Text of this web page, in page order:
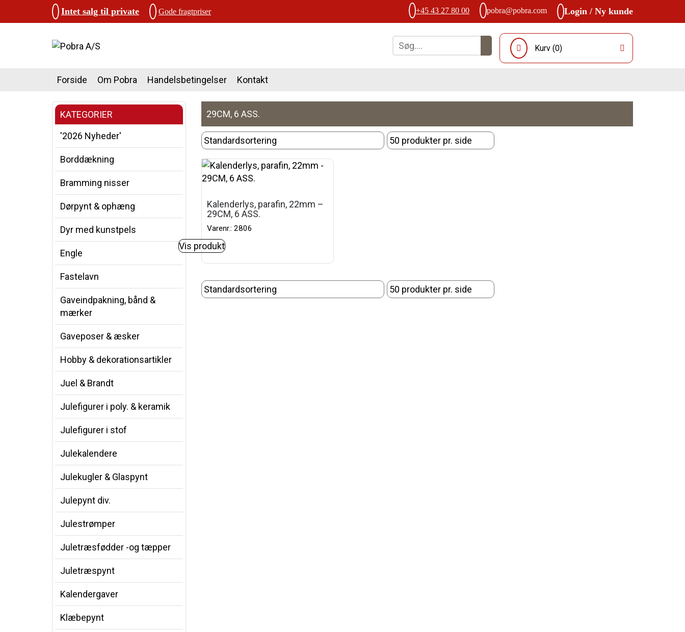
Intet salg til private Gode fragtpriser +45 43 27 80 00 pobra@pobra.com Login / Ny kunde
Kurv (0)
Forside Om Pobra Handelsbetingelser Kontakt
KATEGORIER
'2026 Nyheder'
Borddækning
Bramming nisser
Dørpynt & ophæng
Dyr med kunstpels
Engle
Fastelavn
Gaveindpakning, bånd &
mærker
Gaveposer & æsker
Hobby & dekorationsartikler
Juel & Brandt
Julefigurer i poly. & keramik
Julefigurer i stof
Julekalendere
Julekugler & Glaspynt
Julepynt div.
Julestrømper
Juletræsfødder -og tæpper
Juletræspynt
Kalendergaver
Klæbepynt
29CM, 6 ASS.
Kalenderlys, parafin, 22mm –
29CM, 6 ASS.
Varenr.: 2806
Vis produkt